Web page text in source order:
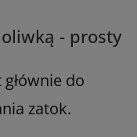
- prosty
do
zatok.